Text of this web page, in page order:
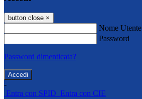
button close ×
Nome Utente
Password
Password dimenticata?
-
Entra con SPID Entra con CIE